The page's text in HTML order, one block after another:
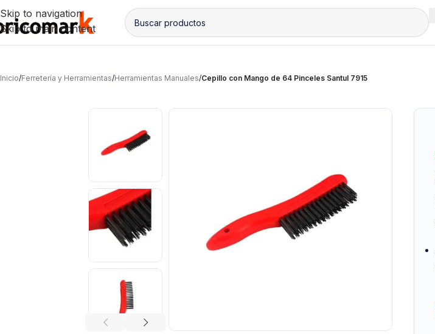
Skip to navigation
Skip to main content
Inicio/Ferretería y Herramientas/Herramientas Manuales/Cepillo con Mango de 64 Pinceles Santul 7915